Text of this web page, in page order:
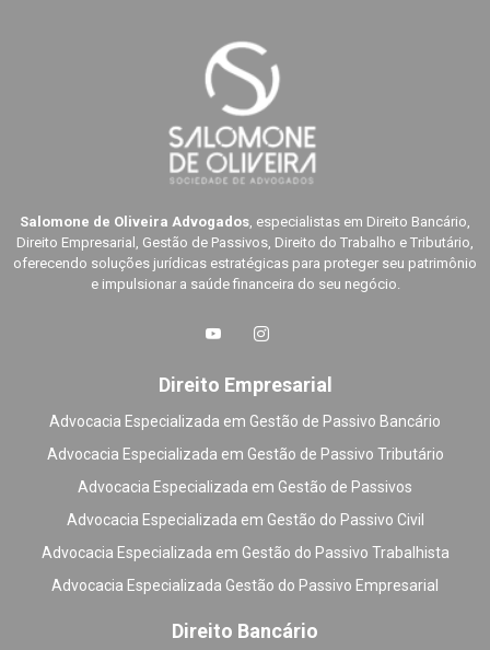
Salomone de Oliveira Advogados , especialistas em Direito Bancário,
Direito Empresarial, Gestão de Passivos, Direito do Trabalho e Tributário,
oferecendo soluções jurídicas estratégicas para proteger seu patrimônio
e impulsionar a saúde financeira do seu negócio.
Direito Empresarial
Advocacia Especializada em Gestão de Passivo Bancário
Advocacia Especializada em Gestão de Passivo Tributário
Advocacia Especializada em Gestão de Passivos
Advocacia Especializada em Gestão do Passivo Civil
Advocacia Especializada em Gestão do Passivo Trabalhista
Advocacia Especializada Gestão do Passivo Empresarial
Direito Bancário